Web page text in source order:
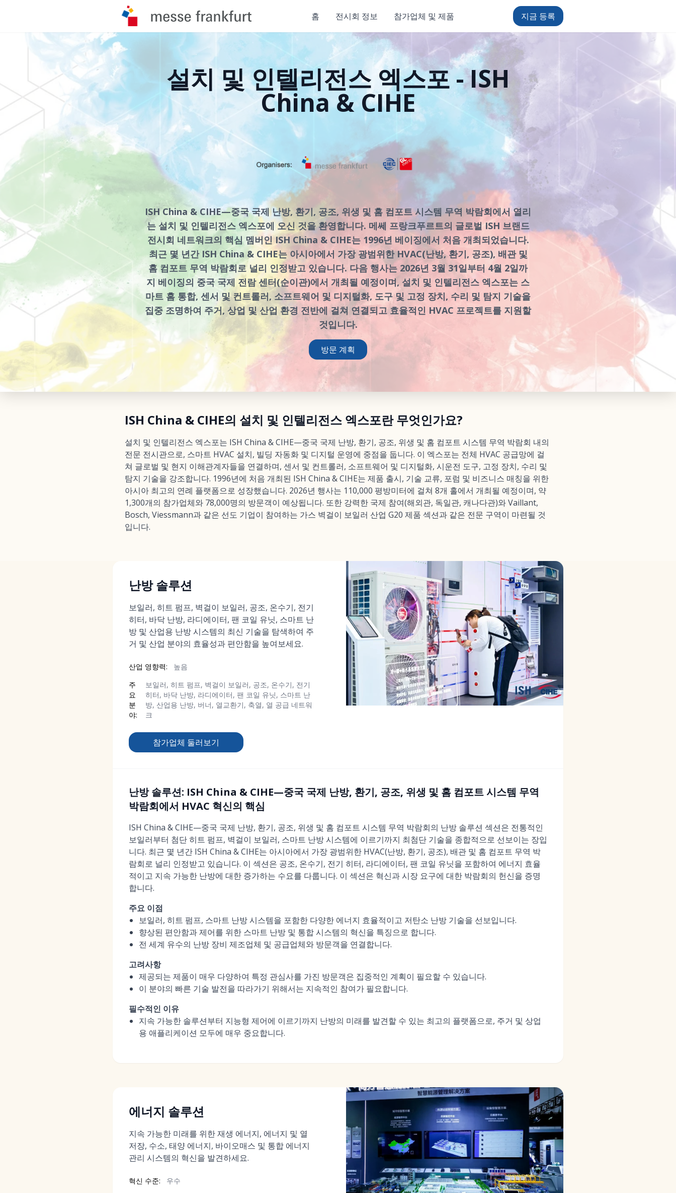
홈 전시회 정보 참가업체 및 제품 지금 등록
설치 및 인텔리전스 엑스포 - ISH
China & CIHE
ISH China & CIHE—중국 국제 난방, 환기, 공조, 위생 및 홈 컴포트 시스템 무역 박람회에서 열리
는 설치 및 인텔리전스 엑스포에 오신 것을 환영합니다. 메쎄 프랑크푸르트의 글로벌 ISH 브랜드
전시회 네트워크의 핵심 멤버인 ISH China & CIHE는 1996년 베이징에서 처음 개최되었습니다.
최근 몇 년간 ISH China & CIHE는 아시아에서 가장 광범위한 HVAC(난방, 환기, 공조), 배관 및
홈 컴포트 무역 박람회로 널리 인정받고 있습니다. 다음 행사는 2026년 3월 31일부터 4월 2일까
지 베이징의 중국 국제 전람 센터(순이관)에서 개최될 예정이며, 설치 및 인텔리전스 엑스포는 스
마트 홈 통합, 센서 및 컨트롤러, 소프트웨어 및 디지털화, 도구 및 고정 장치, 수리 및 탐지 기술을
집중 조명하여 주거, 상업 및 산업 환경 전반에 걸쳐 연결되고 효율적인 HVAC 프로젝트를 지원할
것입니다.
방문 계획
ISH China & CIHE의 설치 및 인텔리전스 엑스포란 무엇인가요?
설치 및 인텔리전스 엑스포는 ISH China & CIHE—중국 국제 난방, 환기, 공조, 위생 및 홈 컴포트 시스템 무역 박람회 내의
전문 전시관으로, 스마트 HVAC 설치, 빌딩 자동화 및 디지털 운영에 중점을 둡니다. 이 엑스포는 전체 HVAC 공급망에 걸
쳐 글로벌 및 현지 이해관계자들을 연결하며, 센서 및 컨트롤러, 소프트웨어 및 디지털화, 시운전 도구, 고정 장치, 수리 및
탐지 기술을 강조합니다. 1996년에 처음 개최된 ISH China & CIHE는 제품 출시, 기술 교류, 포럼 및 비즈니스 매칭을 위한
아시아 최고의 연례 플랫폼으로 성장했습니다. 2026년 행사는 110,000 평방미터에 걸쳐 8개 홀에서 개최될 예정이며, 약
1,300개의 참가업체와 78,000명의 방문객이 예상됩니다. 또한 강력한 국제 참여(해외관, 독일관, 캐나다관)와 Vaillant,
Bosch, Viessmann과 같은 선도 기업이 참여하는 가스 벽걸이 보일러 산업 G20 제품 섹션과 같은 전문 구역이 마련될 것
입니다.
난방 솔루션
보일러, 히트 펌프, 벽걸이 보일러, 공조, 온수기, 전기
히터, 바닥 난방, 라디에이터, 팬 코일 유닛, 스마트 난
방 및 산업용 난방 시스템의 최신 기술을 탐색하여 주
거 및 산업 분야의 효율성과 편안함을 높여보세요.
산업 영향력:
높음
주
요
분
야:
보일러, 히트 펌프, 벽걸이 보일러, 공조, 온수기, 전기
히터, 바닥 난방, 라디에이터, 팬 코일 유닛, 스마트 난
방, 산업용 난방, 버너, 열교환기, 축열, 열 공급 네트워
크
참가업체 둘러보기
난방 솔루션: ISH China & CIHE—중국 국제 난방, 환기, 공조, 위생 및 홈 컴포트 시스템 무역
박람회에서 HVAC 혁신의 핵심
ISH China & CIHE—중국 국제 난방, 환기, 공조, 위생 및 홈 컴포트 시스템 무역 박람회의 난방 솔루션 섹션은 전통적인
보일러부터 첨단 히트 펌프, 벽걸이 보일러, 스마트 난방 시스템에 이르기까지 최첨단 기술을 종합적으로 선보이는 장입
니다. 최근 몇 년간 ISH China & CIHE는 아시아에서 가장 광범위한 HVAC(난방, 환기, 공조), 배관 및 홈 컴포트 무역 박
람회로 널리 인정받고 있습니다. 이 섹션은 공조, 온수기, 전기 히터, 라디에이터, 팬 코일 유닛을 포함하여 에너지 효율
적이고 지속 가능한 난방에 대한 증가하는 수요를 다룹니다. 이 섹션은 혁신과 시장 요구에 대한 박람회의 헌신을 증명
합니다.
주요 이점
보일러, 히트 펌프, 스마트 난방 시스템을 포함한 다양한 에너지 효율적이고 저탄소 난방 기술을 선보입니다.
향상된 편안함과 제어를 위한 스마트 난방 및 통합 시스템의 혁신을 특징으로 합니다.
전 세계 유수의 난방 장비 제조업체 및 공급업체와 방문객을 연결합니다.
고려사항
제공되는 제품이 매우 다양하여 특정 관심사를 가진 방문객은 집중적인 계획이 필요할 수 있습니다.
이 분야의 빠른 기술 발전을 따라가기 위해서는 지속적인 참여가 필요합니다.
필수적인 이유
지속 가능한 솔루션부터 지능형 제어에 이르기까지 난방의 미래를 발견할 수 있는 최고의 플랫폼으로, 주거 및 상업
용 애플리케이션 모두에 매우 중요합니다.
에너지 솔루션
지속 가능한 미래를 위한 재생 에너지, 에너지 및 열
저장, 수소, 태양 에너지, 바이오매스 및 통합 에너지
관리 시스템의 혁신을 발견하세요.
혁신 수준:
우수